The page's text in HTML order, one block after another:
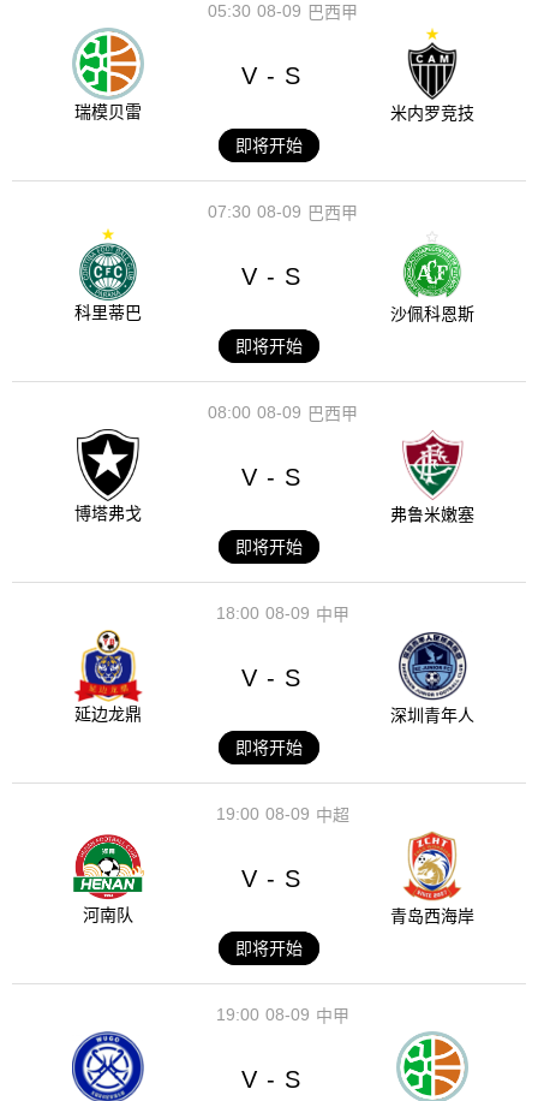
08-09
05:30 巴西甲
瑞模贝雷
V - S
米内罗竞技
即将开始
08-09
07:30 巴西甲
科里蒂巴
V - S
沙佩科恩斯
即将开始
08-09
08:00 巴西甲
博塔弗戈
V - S
弗鲁米嫩塞
即将开始
08-09
18:00 中甲
延边龙鼎
V - S
深圳青年人
即将开始
08-09
19:00 中超
河南队
V - S
青岛西海岸
即将开始
08-09
19:00 中甲
V - S